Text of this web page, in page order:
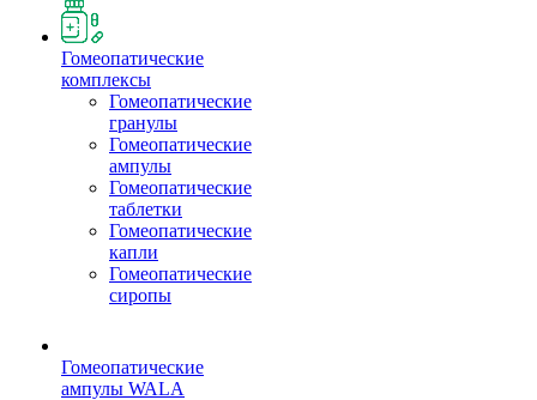
Гомеопатические
комплексы
Гомеопатические
гранулы
Гомеопатические
ампулы
Гомеопатические
таблетки
Гомеопатические
капли
Гомеопатические
сиропы
Гомеопатические
ампулы WALA